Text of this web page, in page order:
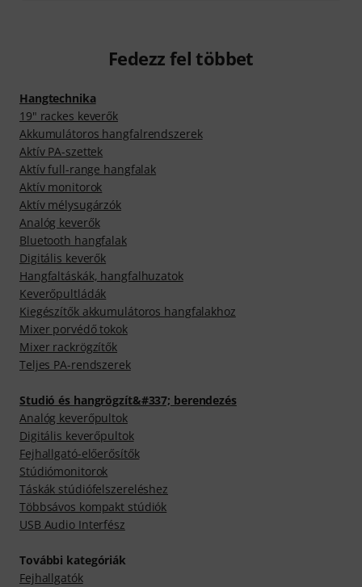
Fedezz fel többet
Hangtechnika
19" rackes keverők
Akkumulátoros hangfalrendszerek
Aktív PA-szettek
Aktív full-range hangfalak
Aktív monitorok
Aktív mélysugárzók
Analóg keverők
Bluetooth hangfalak
Digitális keverők
Hangfaltáskák, hangfalhuzatok
Keverőpultládák
Kiegészítők akkumulátoros hangfalakhoz
Mixer porvédő tokok
Mixer rackrögzítők
Teljes PA-rendszerek
Studió és hangrögzít&#337; berendezés
Analóg keverőpultok
Digitális keverőpultok
Fejhallgató-előerősítők
Stúdiómonitorok
Táskák stúdiófelszereléshez
Többsávos kompakt stúdiók
USB Audio Interfész
További kategóriák
Fejhallgatók